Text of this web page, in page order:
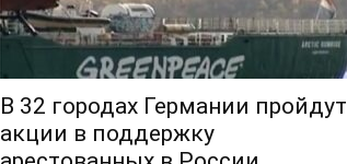
В 32 городах Германии пройдут
акции в поддержку